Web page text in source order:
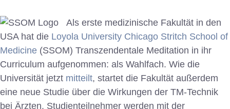
Als erste medizinische Fakultät in den
USA hat die Loyola University Chicago Stritch School of
Medicine (SSOM) Transzendentale Meditation in ihr
Curriculum aufgenommen: als Wahlfach. Wie die
Universität jetzt mitteilt, startet die Fakultät außerdem
eine neue Studie über die Wirkungen der TM-Technik
bei Ärzten. Studienteilnehmer werden mit der